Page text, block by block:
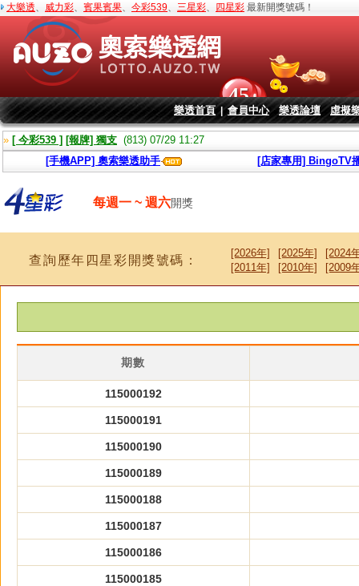
大樂透、 威力彩、 賓果賓果、 今彩539、 三星彩、 四星彩 最新開獎號碼！
樂透首頁|會員中心 樂透論壇 虛擬
» [ 今彩539 ] [報牌] 獨支 (813) 07/29 11:27
» [ 今彩539 ] [報牌] 獨支 (813) 07/29 11:09
[手機APP] 奧索樂透助手
[店家專用] BingoTV
每週一 ~ 週六開獎
查詢歷年四星彩開獎號碼：
[2026年] [2025年]
[2024
[2011年]
[2010年] [2009
期數
115000192
115000191
115000190
115000189
115000188
115000187
115000186
115000185